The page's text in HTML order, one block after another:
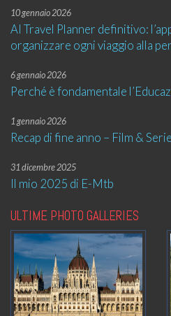
10 gennaio 2026
AI Travel Planner definitivo:
organizzare ogni viaggio alla
6 gennaio 2026
Perché è fondamentale
1 gennaio 2026
Recap di fine anno – Film &
31 dicembre 2025
Il mio 2025 di E-Mtb
ULTIME PHOTO GALLERIES